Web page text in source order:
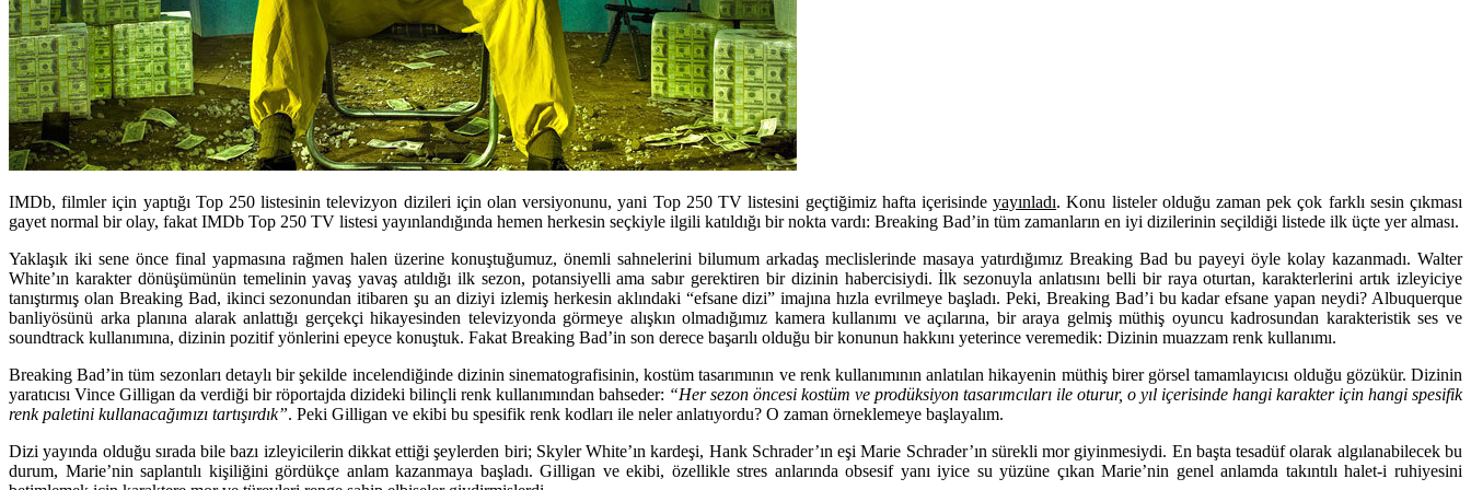
IMDb, filmler için yaptığı Top 250 listesinin televizyon dizileri için olan versiyonunu, yani Top 250 TV listesini geçtiğimiz hafta içerisindeyayınladı. Konu listeler olduğu zaman pek çok farklı sesin çıkması
gayet normal bir olay, fakat IMDb Top 250 TV listesi yayınlandığında hemen herkesin seçkiyle ilgili katıldığı bir nokta vardı: Breaking Bad’in tüm zamanların en iyi dizilerinin seçildiği listede ilk üçte yer alması.
Yaklaşık iki sene önce final yapmasına rağmen halen üzerine konuştuğumuz, önemli sahnelerini bilumum arkadaş meclislerinde masaya yatırdığımız Breaking Bad bu payeyi öyle kolay kazanmadı. Walter
White’ın karakter dönüşümünün temelinin yavaş yavaş atıldığı ilk sezon, potansiyelli ama sabır gerektiren bir dizinin habercisiydi. İlk sezonuyla anlatısını belli bir raya oturtan, karakterlerini artık izleyiciye
tanıştırmış olan Breaking Bad, ikinci sezonundan itibaren şu an diziyi izlemiş herkesin aklındaki “efsane dizi” imajına hızla evrilmeye başladı. Peki, Breaking Bad’i bu kadar efsane yapan neydi? Albuquerque
banliyösünü arka planına alarak anlattığı gerçekçi hikayesinden televizyonda görmeye alışkın olmadığımız kamera kullanımı ve açılarına, bir araya gelmiş müthiş oyuncu kadrosundan karakteristik ses ve
soundtrack kullanımına, dizinin pozitif yönlerini epeyce konuştuk. Fakat Breaking Bad’in son derece başarılı olduğu bir konunun hakkını yeterince veremedik: Dizinin muazzam renk kullanımı.
Breaking Bad’in tüm sezonları detaylı bir şekilde incelendiğinde dizinin sinematografisinin, kostüm tasarımının ve renk kullanımının anlatılan hikayenin müthiş birer görsel tamamlayıcısı olduğu gözükür. Dizinin
yaratıcısı Vince Gilligan da verdiği bir röportajda dizideki bilinçli renk kullanımından bahseder: “Her sezon öncesi kostüm ve prodüksiyon tasarımcıları ile oturur, o yıl içerisinde hangi karakter için hangi spesifik
renk paletini kullanacağımızı tartışırdık”. Peki Gilligan ve ekibi bu spesifik renk kodları ile neler anlatıyordu? O zaman örneklemeye başlayalım.
Dizi yayında olduğu sırada bile bazı izleyicilerin dikkat ettiği şeylerden biri; Skyler White’ın kardeşi, Hank Schrader’ın eşi Marie Schrader’ın sürekli mor giyinmesiydi. En başta tesadüf olarak algılanabilecek bu
durum, Marie’nin saplantılı kişiliğini gördükçe anlam kazanmaya başladı. Gilligan ve ekibi, özellikle stres anlarında obsesif yanı iyice su yüzüne çıkan Marie’nin genel anlamda takıntılı halet-i ruhiyesini